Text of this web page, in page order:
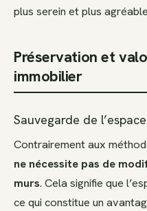
plus serein et plus
Préservation et
immobilier
Sauvegarde de
Contrairement aux
ne nécessite pas de
murs. Cela signifie que
ce qui constitue un